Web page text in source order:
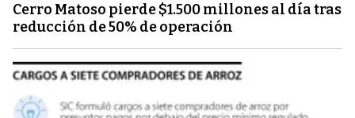
Cerro Matoso pierde $1.500 millones al día tras
reducción de 50% de operación